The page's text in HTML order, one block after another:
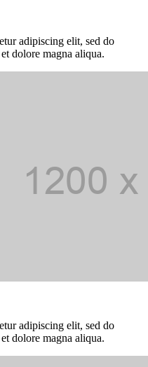
adipiscing elit, sed do
dolore magna aliqua.
adipiscing elit, sed do
dolore magna aliqua.